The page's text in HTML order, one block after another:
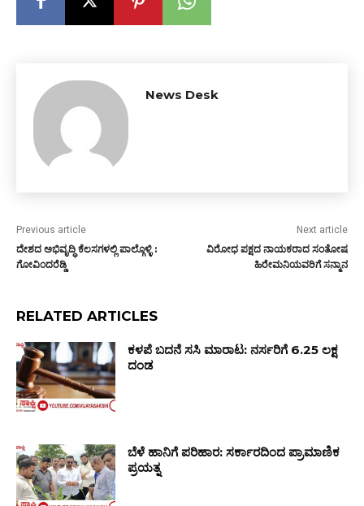
News Desk
Previous article
ದೇಶದ ಅಭಿವೃದ್ಧಿ ಕೆಲಸಗಳಲ್ಲಿ ಪಾಲ್ಗೊಳ್ಳಿ :
ಗೋವಿಂದರೆಡ್ಡಿ
Next article
ವಿರೋಧ ಪಕ್ಷದ ನಾಯಕರಾದ ಸಂತೋಷ
ಹಿರೇಮನಿಯವರಿಗೆ ಸನ್ಮಾನ
RELATED ARTICLES
ಕಳಪೆ ಬದನೆ ಸಸಿ ಮಾರಾಟ: ನರ್ಸರಿಗೆ ₹6.25 ಲಕ್ಷ
ದಂಡ
ಬೆಳೆ ಹಾನಿಗೆ ಪರಿಹಾರ: ಸರ್ಕಾರದಿಂದ ಪ್ರಾಮಾಣಿಕ
ಪ್ರಯತ್ನ